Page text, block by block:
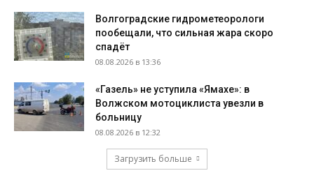
Волгоградские гидрометеорологи
пообещали, что сильная жара скоро
спадёт
08.08.2026 в 13:36
«Газель» не уступила «Ямахе»: в
Волжском мотоциклиста увезли в
больницу
08.08.2026 в 12:32
Загрузить больше